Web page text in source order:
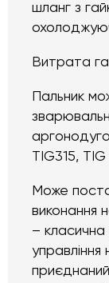
шланг з
Витрата
Пальник
TIG315,
Може
виконання
– класична